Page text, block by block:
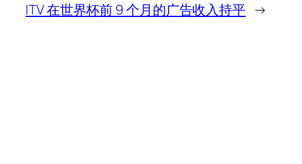
ITV 在世界杯前 9 个月的广告收入持平 →